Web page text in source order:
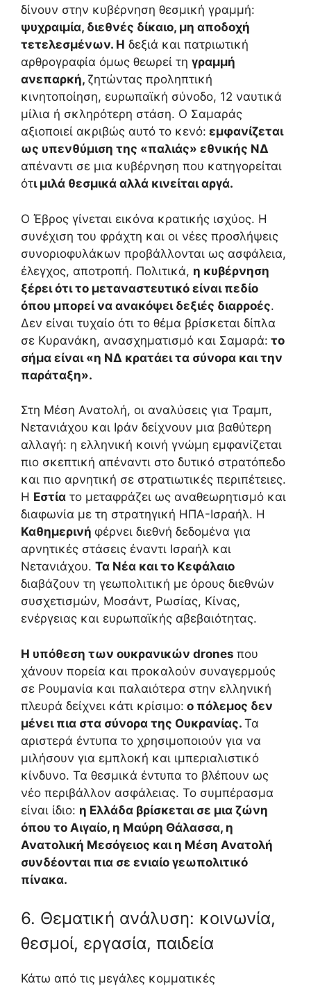
δίνουν στην κυβέρνηση θεσμική γραμμή:
ψυχραιμία, διεθνές δίκαιο, μη αποδοχή
τετελεσμένων. Η δεξιά και πατριωτική
αρθρογραφία όμως θεωρεί τη γραμμή
ανεπαρκή, ζητώντας προληπτική
κινητοποίηση, ευρωπαϊκή σύνοδο, 12 ναυτικά
μίλια ή σκληρότερη στάση. Ο Σαμαράς
αξιοποιεί ακριβώς αυτό το κενό: εμφανίζεται
ως υπενθύμιση της «παλιάς» εθνικής ΝΔ
απέναντι σε μια κυβέρνηση που κατηγορείται
ότι μιλά θεσμικά αλλά κινείται αργά.
Ο Έβρος γίνεται εικόνα κρατικής ισχύος. Η
συνέχιση του φράχτη και οι νέες προσλήψεις
συνοριοφυλάκων προβάλλονται ως ασφάλεια,
έλεγχος, αποτροπή. Πολιτικά, η κυβέρνηση
ξέρει ότι το μεταναστευτικό είναι πεδίο
όπου μπορεί να ανακόψει δεξιές διαρροές.
Δεν είναι τυχαίο ότι το θέμα βρίσκεται δίπλα
σε Κυρανάκη, ανασχηματισμό και Σαμαρά: το
σήμα είναι «η ΝΔ κρατάει τα σύνορα και την
παράταξη».
Στη Μέση Ανατολή, οι αναλύσεις για Τραμπ,
Νετανιάχου και Ιράν δείχνουν μια βαθύτερη
αλλαγή: η ελληνική κοινή γνώμη εμφανίζεται
πιο σκεπτική απέναντι στο δυτικό στρατόπεδο
και πιο αρνητική σε στρατιωτικές περιπέτειες.
Η Εστία το μεταφράζει ως αναθεωρητισμό και
διαφωνία με τη στρατηγική ΗΠΑ-Ισραήλ. Η
Καθημερινή φέρνει διεθνή δεδομένα για
αρνητικές στάσεις έναντι Ισραήλ και
Νετανιάχου. Τα Νέα και το Κεφάλαιο
διαβάζουν τη γεωπολιτική με όρους διεθνών
συσχετισμών, Μοσάντ, Ρωσίας, Κίνας,
ενέργειας και ευρωπαϊκής αβεβαιότητας.
Η υπόθεση των ουκρανικών drones που
χάνουν πορεία και προκαλούν συναγερμούς
σε Ρουμανία και παλαιότερα στην ελληνική
πλευρά δείχνει κάτι κρίσιμο: ο πόλεμος δεν
μένει πια στα σύνορα της Ουκρανίας. Τα
αριστερά έντυπα το χρησιμοποιούν για να
μιλήσουν για εμπλοκή και ιμπεριαλιστικό
κίνδυνο. Τα θεσμικά έντυπα το βλέπουν ως
νέο περιβάλλον ασφάλειας. Το συμπέρασμα
είναι ίδιο: η Ελλάδα βρίσκεται σε μια ζώνη
όπου το Αιγαίο, η Μαύρη Θάλασσα, η
Ανατολική Μεσόγειος και η Μέση Ανατολή
συνδέονται πια σε ενιαίο γεωπολιτικό
πίνακα.
6. Θεματική ανάλυση: κοινωνία,
θεσμοί, εργασία, παιδεία
Κάτω από τις μεγάλες κομματικές